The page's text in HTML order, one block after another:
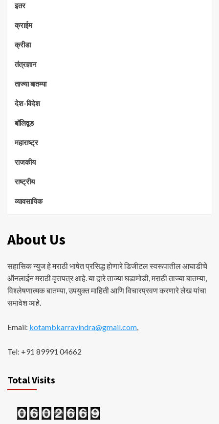
इतर
क्राईम
क्रीडा
तंत्रज्ञान
ताज्या बातम्या
देश-विदेश
बॉलिवूड
महाराष्ट्र
राजकीय
राष्ट्रीय
व्यावसायिक
About Us
सहासिक न्युज हे मराठी भाषेत प्रसिद्ध होणारे डिजीटल स्वरूपातील आघाडीचे
ऑनलाईन मराठी वृत्तपत्र आहे. या द्वारे ताज्या घडामोडी, मराठी ताज्या बातम्या,
विश्लेषणात्मक बातम्या, उपयुक्त माहिती आणि विचारप्रवण करणारे लेख यांचा
समावेश आहे.
Email: kotambkarravindra@gmail.com
Tel: +91 89991 04662
Total Visits